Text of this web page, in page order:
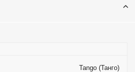
Tango (Танго)